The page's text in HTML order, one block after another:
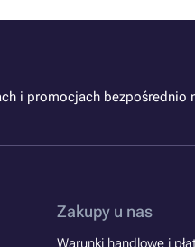
i promocjach bezpośrednio
Zakupy u nas
Warunki handlowe i